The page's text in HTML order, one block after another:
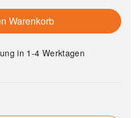
Warenkorb
in 1-4 Werktagen